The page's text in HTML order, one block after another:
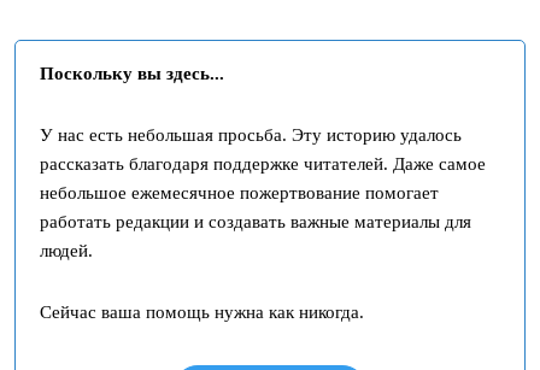
Поскольку вы здесь...
У нас есть небольшая просьба. Эту историю удалось
рассказать благодаря поддержке читателей. Даже самое
небольшое ежемесячное пожертвование помогает
работать редакции и создавать важные материалы для
людей.
Сейчас ваша помощь нужна как никогда.